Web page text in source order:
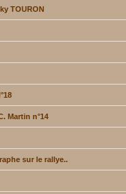
TOURON
Martin n°14
sur le rallye..